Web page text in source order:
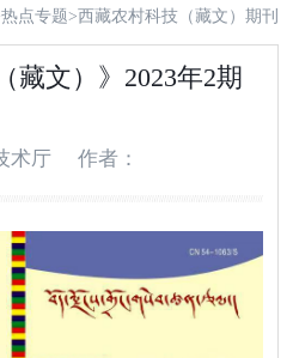
热点专题>西藏农村科技（藏文）期刊
藏文）》2023年2期
术厅
作者：